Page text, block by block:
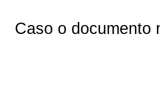
Caso o documento